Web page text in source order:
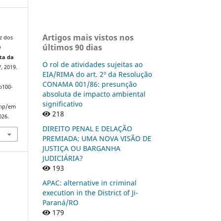
dos
da
2019.
em
Artigos mais vistos nos
últimos 90 dias
O rol de atividades sujeitas ao
EIA/RIMA do art. 2º da Resolução
CONAMA 001/86: presunção
absoluta de impacto ambiental
significativo
218
DIREITO PENAL E DELAÇÃO
PREMIADA: UMA NOVA VISÃO DE
JUSTIÇA OU BARGANHA
JUDICIÁRIA?
193
APAC: alternative in criminal
execution in the District of Ji-
Paraná/RO
179